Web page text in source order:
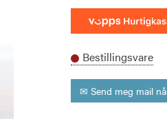
Bestillingsvare
✉ Send meg mail